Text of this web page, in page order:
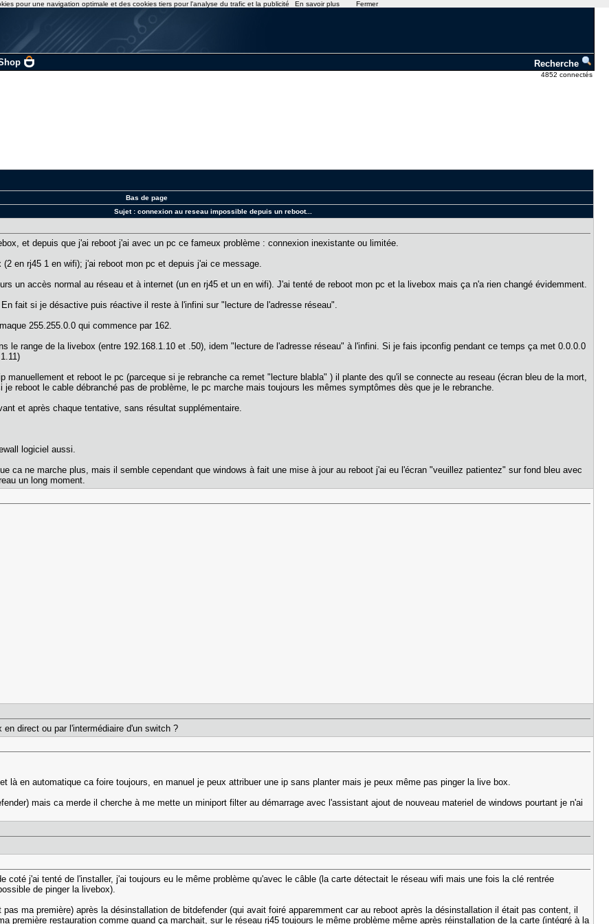
Recherche
4852 connectés
Bas de page
Sujet : connexion au reseau impossible depuis un reboot...
et depuis que j'ai reboot j'ai avec un pc ce fameux problème : connexion inexistante ou limitée.
en rj45 1 en wifi); j'ai reboot mon pc et depuis j'ai ce message.
un accès normal au réseau et à internet (un en rj45 et un en wifi). J'ai tenté de reboot mon pc et la livebox mais ça n'a rien changé évidemment.
fait si je désactive puis réactive il reste à l'infini sur "lecture de l'adresse réseau".
255.255.0.0 qui commence par 162.
le range de la livebox (entre 192.168.1.10 et .50), idem "lecture de l'adresse réseau" à l'infini. Si je fais ipconfig pendant ce temps ça met 0.0.0.0
manuellement et reboot le pc (parceque si je rebranche ca remet "lecture blabla" ) il plante des qu'il se connecte au reseau (écran bleu de la mort,
reboot le cable débranché pas de problème, le pc marche mais toujours les mêmes symptômes dès que je le rebranche.
et après chaque tentative, sans résultat supplémentaire.
logiciel aussi.
ca ne marche plus, mais il semble cependant que windows à fait une mise à jour au reboot j'ai eu l'écran "veuillez patientez" sur fond bleu avec
un long moment.
direct ou par l'intermédiaire d'un switch ?
là en automatique ca foire toujours, en manuel je peux attribuer une ip sans planter mais je peux même pas pinger la live box.
mais ca merde il cherche à me mette un miniport filter au démarrage avec l'assistant ajout de nouveau materiel de windows pourtant je n'ai
coté j'ai tenté de l'installer, j'ai toujours eu le même problème qu'avec le câble (la carte détectait le réseau wifi mais une fois la clé rentrée
de pinger la livebox).
ma première) après la désinstallation de bitdefender (qui avait foiré apparemment car au reboot après la désinstallation il était pas content, il
première restauration comme quand ça marchait, sur le réseau rj45 toujours le même problème même après réinstallation de la carte (intégré à la
pour une navigation optimale et des cookies tiers pour l'analyse du trafic et la publicité En savoir plus Fermer